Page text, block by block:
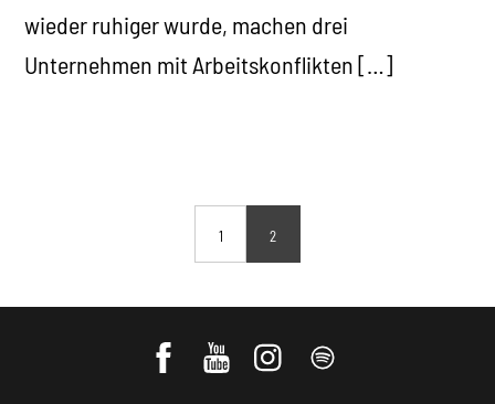
wieder ruhiger wurde, machen drei
Unternehmen mit Arbeitskonflikten […]
1 2